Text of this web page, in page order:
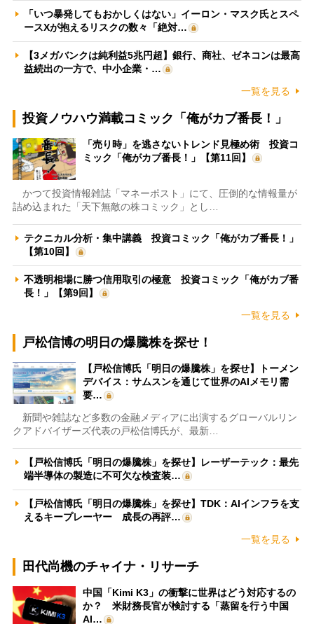
「いつ暴発してもおかしくはない」イーロン・マスク氏とスペ
ースXが抱えるリスクの数々「絶対…
【3メガバンクは純利益5兆円超】銀行、商社、ゼネコンは最高
益続出の一方で、中小企業・…
一覧を見る
投資ノウハウ満載コミック「俺がカブ番長！」
「売り時」を逃さないトレンド見極め術 投資コ
ミック「俺がカブ番長！」【第11回】
かつて投資情報雑誌「マネーポスト」にて、圧倒的な情報量が
詰め込まれた「天下無敵の株コミック」とし…
テクニカル分析・集中講義 投資コミック「俺がカブ番長！」
【第10回】
不透明相場に勝つ信用取引の極意 投資コミック「俺がカブ番
長！」【第9回】
一覧を見る
戸松信博の明日の爆騰株を探せ！
【戸松信博氏「明日の爆騰株」を探せ】トーメン
デバイス：サムスンを通じて世界のAIメモリ需
要…
新聞や雑誌など多数の金融メディアに出演するグローバルリン
クアドバイザーズ代表の戸松信博氏が、最新…
【戸松信博氏「明日の爆騰株」を探せ】レーザーテック：最先
端半導体の製造に不可欠な検査装…
【戸松信博氏「明日の爆騰株」を探せ】TDK：AIインフラを支
えるキープレーヤー 成長の再評…
一覧を見る
田代尚機のチャイナ・リサーチ
中国「Kimi K3」の衝撃に世界はどう対応するの
か？ 米財務長官が検討する「蒸留を行う中国
AI…